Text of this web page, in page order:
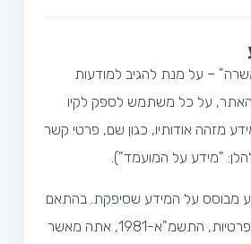
– על מנת להגיב למודעות
על כל משתמש לספק לקיו
מזהה אודותיו, כגון שם, פרטי קשר
"מידע על המועמד").
מבוסס על המידע שסיפקת. בהתאם
לחוק הגנת הפרטיות, התשמ"א-1981, אתה מאשר